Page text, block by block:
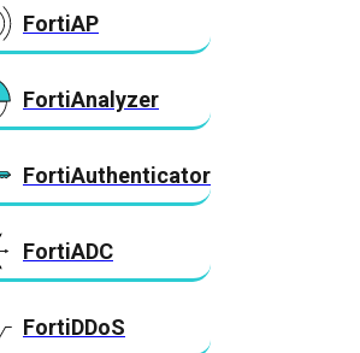
FortiAP
FortiAnalyzer
FortiAuthenticator
FortiADC
FortiDDoS